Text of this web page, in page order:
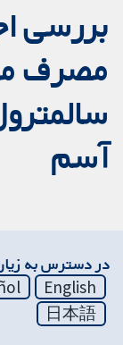
بررسی
مصرف
آسم
در دسترس به
English
日本語